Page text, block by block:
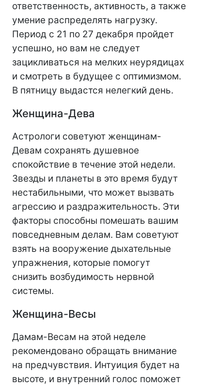
ответственность, активность, а также
умение распределять нагрузку.
Период с 21 по 27 декабря пройдет
успешно, но вам не следует
зацикливаться на мелких неурядицах
и смотреть в будущее с оптимизмом.
В пятницу выдастся нелегкий день.
Женщина-Дева
Астрологи советуют женщинам-
Девам сохранять душевное
спокойствие в течение этой недели.
Звезды и планеты в это время будут
нестабильными, что может вызвать
агрессию и раздражительность. Эти
факторы способны помешать вашим
повседневным делам. Вам советуют
взять на вооружение дыхательные
упражнения, которые помогут
снизить возбудимость нервной
системы.
Женщина-Весы
Дамам-Весам на этой неделе
рекомендовано обращать внимание
на предчувствия. Интуиция будет на
высоте, и внутренний голос поможет